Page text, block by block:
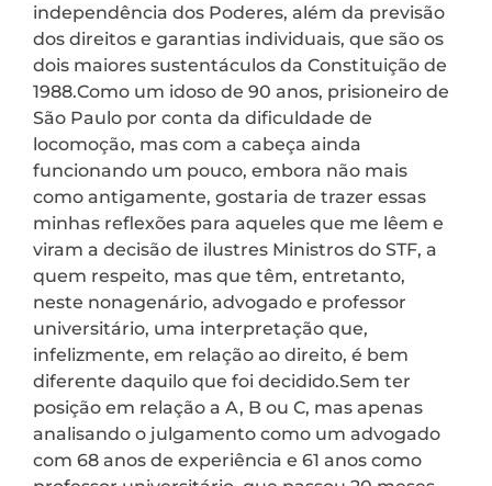
independência dos Poderes, além da previsão
dos direitos e garantias individuais, que são os
dois maiores sustentáculos da Constituição de
1988.Como um idoso de 90 anos, prisioneiro de
São Paulo por conta da dificuldade de
locomoção, mas com a cabeça ainda
funcionando um pouco, embora não mais
como antigamente, gostaria de trazer essas
minhas reflexões para aqueles que me lêem e
viram a decisão de ilustres Ministros do STF, a
quem respeito, mas que têm, entretanto,
neste nonagenário, advogado e professor
universitário, uma interpretação que,
infelizmente, em relação ao direito, é bem
diferente daquilo que foi decidido.Sem ter
posição em relação a A, B ou C, mas apenas
analisando o julgamento como um advogado
com 68 anos de experiência e 61 anos como